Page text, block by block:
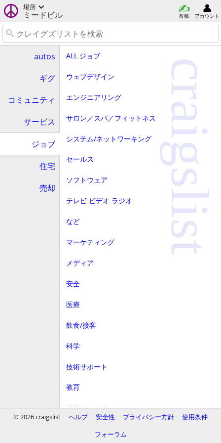
場所
ミードビル 投稿 アカウント
autos
ギグ
コミュニティ
サービス
ジョブ
住宅
売却
ALL ジョブ
ウェブデザイン
エンジニアリング
サロン／スパ／フィットネス
システム/ネットワーキング
セールス
ソフトウェア
テレビ ビデオ ラジオ
など
マーケティング
メディア
安全
医療
飲食/接客
科学
技術サポート
教育
顧客サービス
craigslist
© 2026 craigslist ヘルプ 安全性 プライバシー方針
使用条件
フォーラム